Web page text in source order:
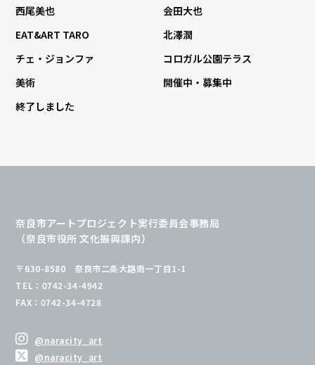
西尾美也
会田大也
EAT&ART TARO
北澤潤
チェ・ジョンファ
コロガル公園テラス
美術
開催中・募集中
終了しました
奈良市アートプロジェクト実行委員会事務局
（奈良市役所 文化振興課内）
〒630-8580 奈良市二条大路南一丁目1-1
TEL：0742-34-4942
FAX：0742-34-4728
@naracity_art
@naracity_art